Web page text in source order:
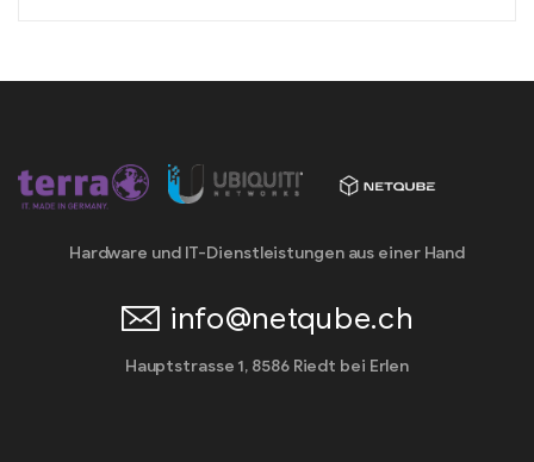
Hardware und IT-Dienstleistungen aus einer Hand
info@netqube.ch
Hauptstrasse 1, 8586 Riedt bei Erlen